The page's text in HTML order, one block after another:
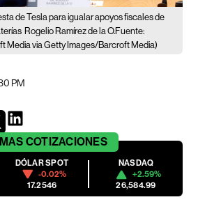
de Tesla para igualar apoyos fiscales de
Rogelio Ramírez de la O.Fuente:
Media via Getty Images/Barcroft Media)
PM
COTIZACIONES
DÓLAR SPOT
-0.02%
17.2546
NASDAQ
+2.59%
26,584.99